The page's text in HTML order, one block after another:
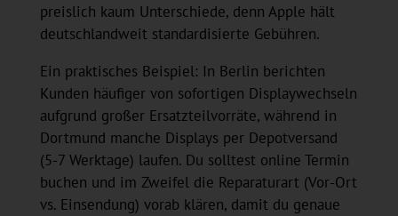
preislich kaum Unterschiede, denn Apple hält
deutschlandweit standardisierte Gebühren.
Ein praktisches Beispiel: In Berlin berichten
Kunden häufiger von sofortigen Displaywechseln
aufgrund großer Ersatzteilvorräte, während in
Dortmund manche Displays per Depotversand
(5-7 Werktage) laufen. Du solltest online Termin
buchen und im Zweifel die Reparaturart (Vor‑Ort
vs. Einsendung) vorab klären, damit du genaue